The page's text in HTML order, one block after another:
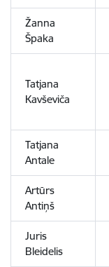
Žanna
Špaka
Tatjana
Kavševiča
Tatjana
Antale
Artūrs
Antiņš
Juris
Bleidelis